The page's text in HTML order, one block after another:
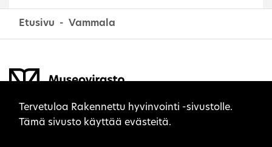
Etusivu Vammala
Sivuston evästeet
Tervetuloa Rakennettu hyvinvointi -sivustolle.
Tämä sivusto käyttää evästeitä.